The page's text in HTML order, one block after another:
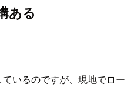
ある
いるのですが、現地でロー